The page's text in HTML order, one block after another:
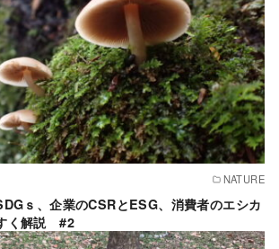
NATURE
ｓ、企業のCSRとESG、消費者のエシカ
く解説 #2